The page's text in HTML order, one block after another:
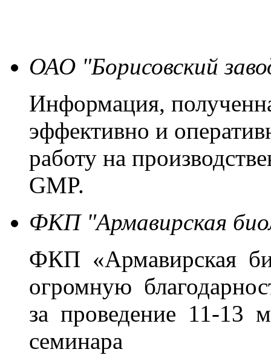
ОАО "Борисовский
Информация,
эффективно и
работу на
GMP.
ФКП "Армавирская
ФКП «Армавирская
огромную
за проведение 11-13
семинара